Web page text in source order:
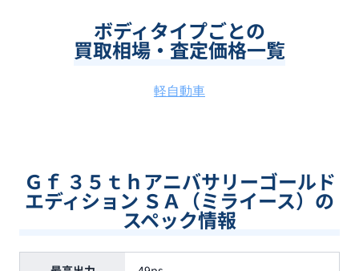
ボディタイプごとの
買取相場・査定価格一覧
軽自動車
Ｇｆ ３５ｔｈアニバサリーゴールド
エディション ＳＡ（ミライース）の
スペック情報